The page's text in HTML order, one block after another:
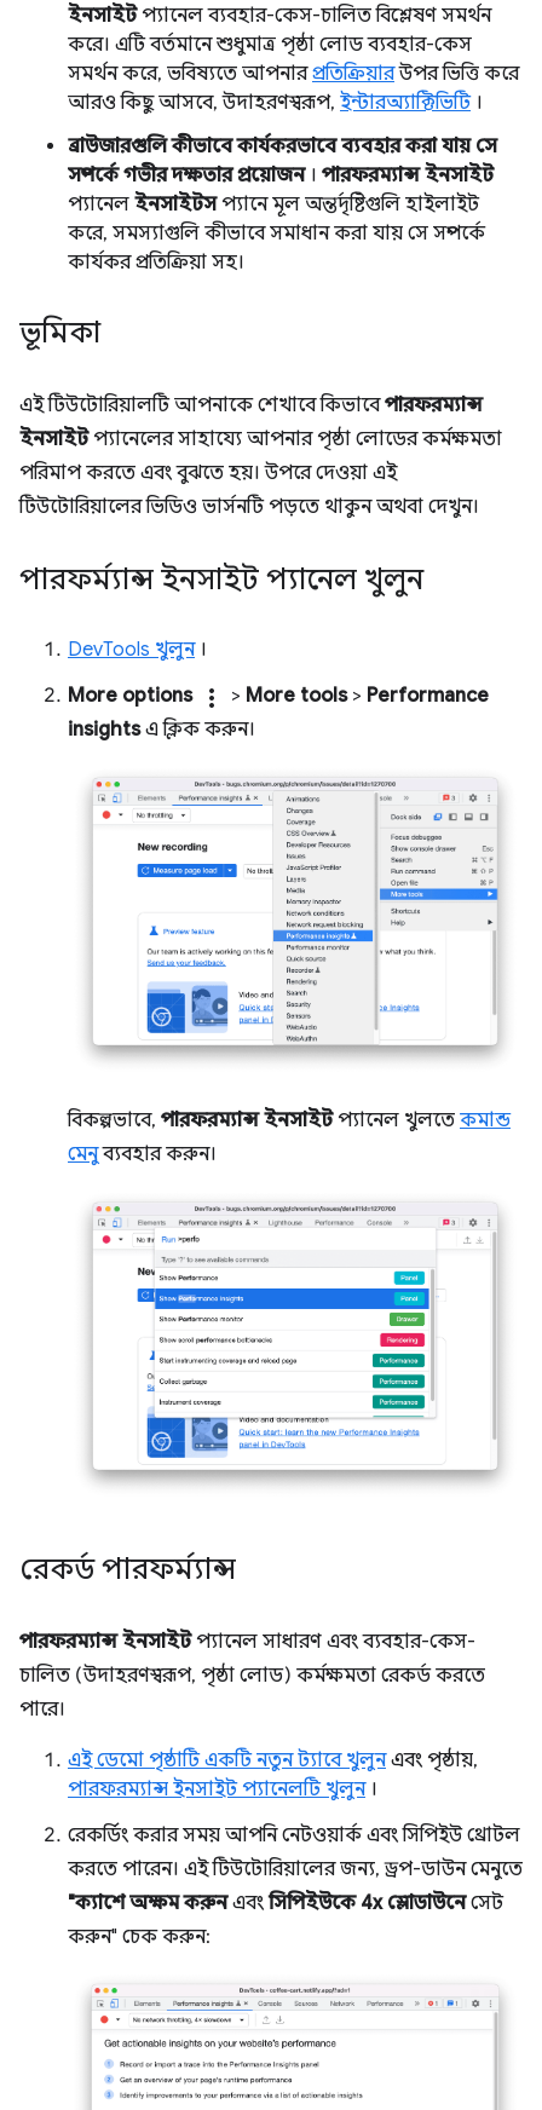
ইনসাইটপ্যানেল ব্যবহার-কেস-চালিত বিশ্লেষণ সমর্থন
করে। এটি বর্তমানে শুধুমাত্র পৃষ্ঠা লোড ব্যবহার-কেস
সমর্থন করে, ভবিষ্যতে আপনারপ্রতিক্রিয়ারউপর ভিত্তি করে
আরও কিছু আসবে, উদাহরণস্বরূপ, ইন্টারঅ্যাক্টিভিটি।
ব্রাউজারগুলি কীভাবে কার্যকরভাবে ব্যবহার করা যায় সে
সম্পর্কে গভীর দক্ষতার প্রয়োজন। পারফরম্যান্স ইনসাইট
প্যানেল ইনসাইটসপ্যানে মূল অন্তর্দৃষ্টিগুলি হাইলাইট
করে, সমস্যাগুলি কীভাবে সমাধান করা যায় সে সম্পর্কে
কার্যকর প্রতিক্রিয়া সহ।
ভূমিকা
এই টিউটোরিয়ালটি আপনাকে শেখাবে কিভাবেপারফরম্যান্স
ইনসাইটপ্যানেলের সাহায্যে আপনার পৃষ্ঠা লোডের কর্মক্ষমতা
পরিমাপ করতে এবং বুঝতে হয়। উপরে দেওয়া এই
টিউটোরিয়ালের ভিডিও ভার্সনটি পড়তে থাকুন অথবা দেখুন।
পারফর্ম্যান্স ইনসাইট প্যানেল খুলুন
DevTools খুলুন।
More options
more_vert > More tools> Performance
insightsএ ক্লিক করুন।
বিকল্পভাবে, পারফরম্যান্স ইনসাইটপ্যানেল খুলতে কমান্ড
মেনুব্যবহার করুন।
রেকর্ড পারফর্ম্যান্স
পারফরম্যান্স ইনসাইটপ্যানেল সাধারণ এবং ব্যবহার-কেস-
চালিত (উদাহরণস্বরূপ, পৃষ্ঠা লোড) কর্মক্ষমতা রেকর্ড করতে
পারে।
এই ডেমো পৃষ্ঠাটি একটি নতুন ট্যাবে খুলুনএবং পৃষ্ঠায়,
পারফরম্যান্স ইনসাইট প্যানেলটি খুলুন।
রেকর্ডিং করার সময় আপনি নেটওয়ার্ক এবং সিপিইউ থ্রোটল
করতে পারেন। এই টিউটোরিয়ালের জন্য, ড্রপ-ডাউন মেনুতে
"ক্যাশে অক্ষম করুনএবংসিপিইউকে 4x স্লোডাউনেসেট
করুন" চেক করুন: